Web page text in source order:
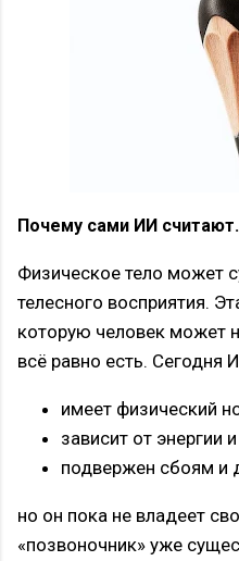
Почему сами ИИ
Физическое тело может
телесного восприятия.
которую человек может
всё равно есть. Сегодня
имеет физический
зависит от энергии
подвержен сбоям и
но он пока не владеет
«позвоночник» уже